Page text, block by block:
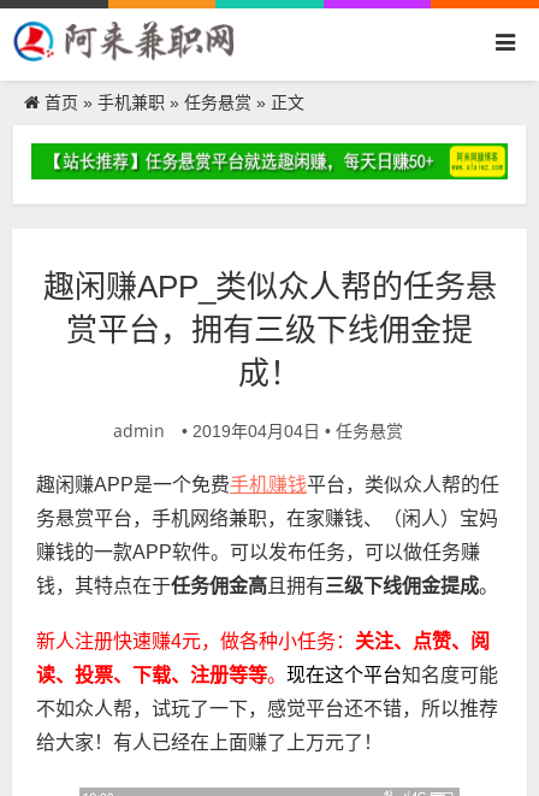
首页 » 手机兼职 » 任务悬赏 » 正文
趣闲赚APP_类似众人帮的任务悬
赏平台，拥有三级下线佣金提
成！
admin • 2019年04月04日 • 任务悬赏
趣闲赚APP是一个免费手机赚钱平台， 类似众人帮的任
务悬赏平台， 手机网络兼职，在家赚钱、（闲人）宝妈
赚钱的一款APP软件。 可以发布任务，可以做任务赚
钱，其特点在于任务佣金高 且拥有三级下线佣金提成。
新人注册快速赚4元，做各种小任务： 关注、点赞、阅
读、投票、下载、 注册等等。 现在这个平台知名度可能
不如众人帮，试玩了一下，感觉平台还不错，所以推荐
给大家！有人已经在上面赚了上万元了！